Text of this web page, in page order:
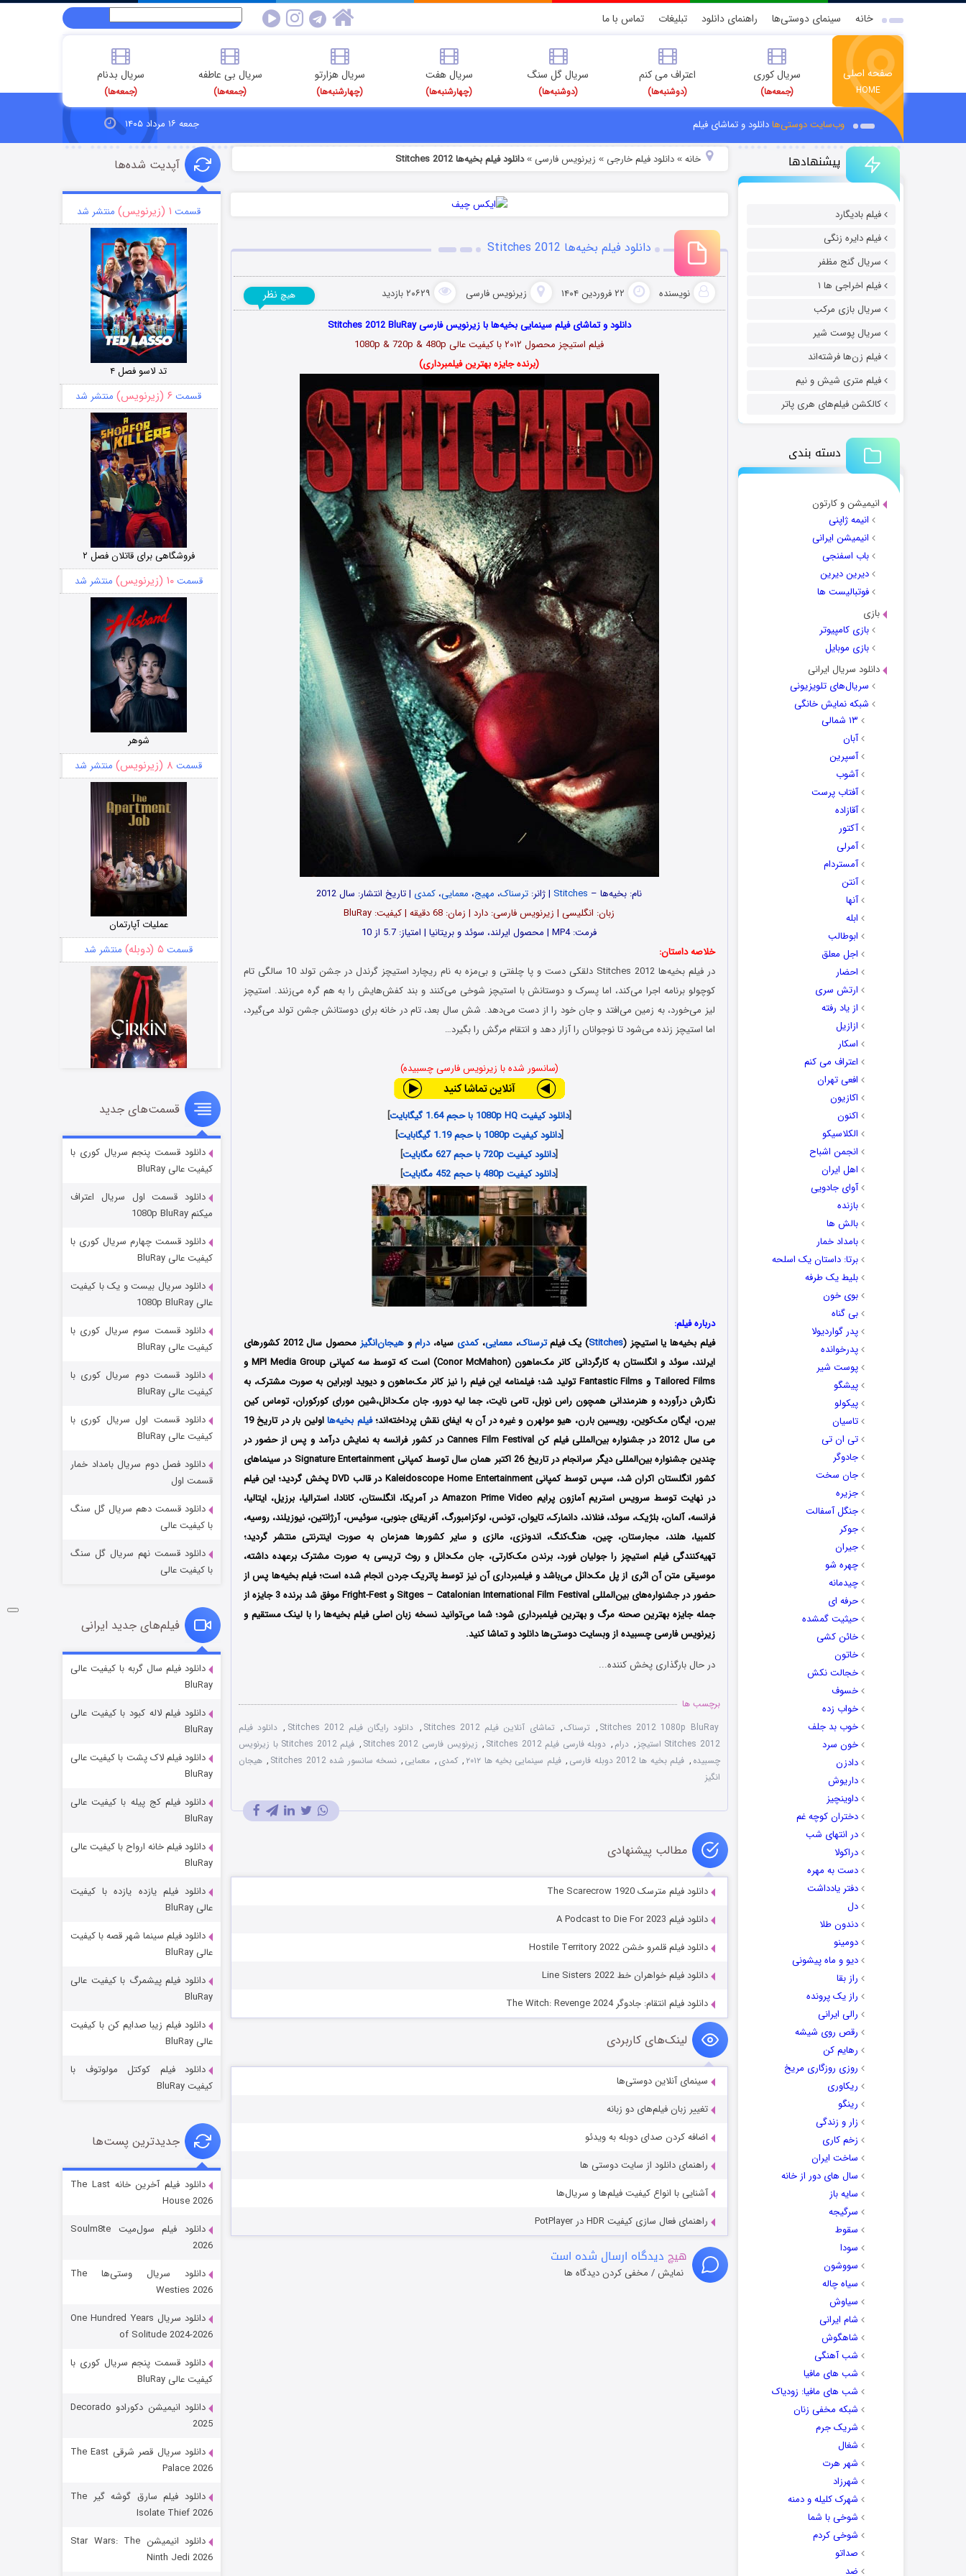
خانه سینمای دوستی‌ها راهنمای دانلود تبلیغات تماس با ما
صفحه اصلی
HOME
سریال کوری
(جمعه‌ها)
اعتراف می کنم
(دوشنبه‌ها)
سریال گل سنگ
(دوشنبه‌ها)
سریال هفت
(چهارشنبه‌ها)
سریال هزارتو
(چهارشنبه‌ها)
سریال بی عاطفه
(جمعه‌ها)
سریال بدنام
(جمعه‌ها)
وب‌سایت دوستی‌هادانلود و تماشای فیلم جمعه ۱۶ مرداد ۱۴۰۵
پیشنهادها
فیلم بادیگارد
فیلم دایره زنگی
سریال گنج مظفر
فیلم اخراجی ها ۱
سریال بازی مرکب
سریال پوست شیر
فیلم زن‌ها فرشته‌اند
فیلم متری شیش و نیم
کالکشن فیلم‌های هری پاتر
دسته بندی
انیمیشن و کارتون
انیمه ژاپنی
انیمیشن ایرانی
باب اسفنجی
دیرین دیرین
فوتبالیست ها
بازی
بازی کامپیوتر
بازی موبایل
دانلود سریال ایرانی
سریال‌های تلویزیونی
شبکه نمایش خانگی
۱۳ شمالی
آبان
آسپرین
آشوب
آفتاب پرست
آقازاده
آکتور
آمرلی
آمستردام
آنتن
آنها
ابله
ابوطالب
اجل معلق
احضار
ارتش سری
از یاد رفته
ازازیل
اسکار
اعتراف می کنم
افعی تهران
اکازیون
اکنون
الکلاسیکو
انجمن اشباح
اهل ایران
آوای جادویی
بازنده
بالش ها
بامداد خمار
برتا: داستان یک اسلحه
بلیط یک‌‌ طرفه
بوی خون
بی گناه
پدر گواردیولا
پدرخوانده
پوست شیر
پیشگو
پیکولو
تاسیان
تی ان تی
جادوگر
جان سخت
جزیره
جنگل آسفالت
جوکر
جیران
چهره شو
چیدمانه
حرفه ای
حیثیت گمشده
خائن کشی
خاتون
خجالت نکش
خسوف
خواب زده
خوب بد جلف
خون سرد
دادزن
داریوش
داوینچیز
دختران کوچه غم
در انتهای شب
دراکولا
دست به مهره
دفتر یادداشت
دل
دندون طلا
دومینو
دیو و ماه پیشونی
راز بقا
راز یک پرونده
رالی ایرانی
رقص روی شیشه
رهایم کن
روزی روزگاری مریخ
ریکاوری
رینگو
زار و زندگی
زخم کاری
ساخت ایران
سال های دور از خانه
سایه باز
سرگیجه
سقوط
سودا
سووشون
سیاه چاله
سیاوش
شام ایرانی
شاهگوش
شب آهنگی
شب های مافیا
شب های مافیا: زودیاک
شبکه مخفی زنان
شریک جرم
شغال
شهر هرت
شهرزاد
شهرک کلیله و دمنه
شوخی با شما
شوخی کردم
صداتو
ضد
خانه» دانلود فیلم خارجی » زیرنویس فارسی »دانلود فیلم بخیه‌ها Stitches 2012
دانلود فیلم بخیه‌ها Stitches 2012
نویسنده ۲۲ فروردین ۱۴۰۴ زیرنویس فارسی ۲۰۶۲۹ بازدید هیچ نظر
دانلود و تماشای فیلم سینمایی بخیه‌ها با زیرنویس فارسی Stitches 2012 BluRay
فیلم استیچز محصول ۲۰۱۲ با کیفیت عالی 1080p & 720p & 480p
(برنده جایزه بهترین فیلمبرداری)
نام: بخیه‌ها – Stitches| ژانر: ترسناک، مهیج، معمایی، کمدی | تاریخ انتشار: سال 2012
زبان: انگلیسی | زیرنویس فارسی: دارد | زمان: 68 دقیقه | کیفیت: BluRay
فرمت: MP4 | محصول ایرلند، سوئد و بریتانیا | امتیاز: 5.7 از 10
خلاصه داستان:
در فیلم بخیه‌ها Stitches 2012 دلقکی دست و پا چلفتی و بی‌مزه به نام ریچارد استیچز گرندل در جشن تولد 10 سالگی تام
کوچولو برنامه اجرا می‌کند، اما پسرک و دوستانش با استیچز شوخی می‌کنند و بند کفش‌هایش را به هم گره می‌زنند. استیچز
لیز می‌خورد، به زمین می‌افتد و جان خود را از دست می‌دهد. شش سال بعد، تام در خانه برای دوستانش جشن تولد می‌گیرد،
اما استیچز زنده می‌شود تا نوجوانان را آزار دهد و انتقام مرگش را بگیرد…
(سانسور شده با زیرنویس فارسی چسبیده)
[دانلود کیفیت 1080p HQ با حجم 1.64 گیگابایت
]
[دانلود کیفیت 1080p با حجم 1.19 گیگابایت
]
[دانلود کیفیت 720p با حجم 627 مگابایت
]
[دانلود کیفیت 480p با حجم 452 مگابایت ]
درباره فیلم:
فیلم بخیه‌ها یا استیچز (Stitches) یک فیلمترسناک،معمایی،کمدی سیاه،دراموهیجان‌انگیز
محصول سال 2012 کشورهای
ایرلند، سوئد و انگلستان به کارگردانی ‌کانر مک‌ماهون (Conor McMahon) است که توسط سه کمپانی‌ MPI Media Group و
Tailored Films و Fantastic Films تولید شد؛ فیلمنامه این فیلم را نیز کانر مک‌ماهون و دیوید اوبراین به صورت مشترک، به
نگارش درآورده و هنرمندانی همچون راس نوبل، تامی نایت، جما لیه دورو، جان مک‌دانل،شین مورای کورکوران، توماس کین
بیرن، ایگان مک‌کوین، رویسین بارن، هیو مولهرن و غیره در آن به ایفای نقش پرداخته‌اند؛فیلم بخیه‌ها
اولین بار در تاریخ 19
می سال 2012 در جشنواره بین‌المللی فیلم کن Cannes Film Festival در کشور فرانسه به نمایش درآمد و پس از حضور در
چندین جشنواره بین‌المللی دیگر سرانجام در تاریخ 26 اکتبر همان سال توسط کمپانی‌ Signature Entertainment در سینماهای
کشور انگلستان اکران شد، سپس توسط کمپانی Kaleidoscope Home Entertainment در قالب DVD پخش گردید؛ این فیلم
در نهایت توسط سرویس استریم آمازون پرایم Amazon Prime Video در آمریکا، انگلستان، کانادا، استرالیا، برزیل، ایتالیا،
فرانسه، آلمان، بلژیک، سوئد، فنلاند، دانمارک، تایوان، تونس، لوکزامبورگ، آفریقای جنوبی، سوئیس، آرژانتین، نیوزیلند، روسیه،
کلمبیا، هلند، مجارستان، چین، هنگ‌کنگ، اندونزی، مالزی و سایر کشورها همزمان به صورت اینترنتی منتشر گردید؛
تهیه‌کنندگی فیلم استیچز را جولیان فورد، برندن مک‌کارتی، جان مک‌دانل و روث تریسی به صورت مشترک برعهده داشته،
موسیقی متن آن اثری از پل مک‌دانل می‌باشد و فیلمبرداری آن نیز توسط پاتریک جردن انجام شده است؛ فیلم بخیه‌ها پس از
حضور در جشنواره‌‌‌‌های بین‌المللی Sitges – Catalonian International Film Festival و Fright-Fest موفق شد برنده 3 جایزه از
جمله جایزه بهترین صحنه مرگ و بهترین فیلمبرداری شود؛ شما می‌توانید نسخه زبان اصلی فیلم بخیه‌ها را با ‌لینک مستقیم و
زیرنویس فارسی چسبیده از وبسایت دوستی‌ها دانلود و تماشا کنید.
در حال بارگذاری پخش کننده...
برچسب ها
Stitches 2012 1080p BluRay
, ترسناک, تماشای آنلاین فیلم Stitches 2012 , دانلود رایگان فیلم Stitches 2012 , دانلود فیلم
Stitches 2012 استیچز
, درام , دوبله فارسی فیلم Stitches 2012 , زیرنویس فارسی Stitches 2012 ,
فیلم Stitches 2012 با زیرنویس
چسبیده , فیلم بخیه ‌ها 2012 دوبله فارسی , فیلم سینمایی بخیه ‌ها ۲۰۱۲ , کمدی , معمایی , نسخه سانسور شده Stitches 2012 , هیجان
انگیز
مطالب پیشنهادی
دانلود فیلم مترسک The Scarecrow 1920
دانلود فیلم A Podcast to Die For 2023
دانلود فیلم قلمرو خشن Hostile Territory 2022
دانلود فیلم خواهران خط Line Sisters 2022
دانلود فیلم انتقام: جادوگر The Witch: Revenge 2024
لینک‌های کاربردی
سینمای آنلاین دوستی‌ها
تغییر زبان فیلم‌های دو زبانه
اضافه کردن صدای دوبله به ویدئو
راهنمای دانلود از سایت دوستی ها
آشنایی با انواع کیفیت فیلم‌ها و سریال‌ها
راهنمای فعال سازی کیفیت HDR در PotPlayer
هیچ دیدگاه ارسال شده است
نمایش / مخفی کردن دیدگاه ها
آپدیت شده‌ها
قسمت ۱ (زیرنویس) منتشر شد
تد لاسو فصل ۴
قسمت ۶ (زیرنویس) منتشر شد
فروشگاهی برای قاتلان فصل ۲
قسمت۱۰ (زیرنویس) منتشر شد
شوهر
قسمت ۸ (زیرنویس) منتشر شد
عملیات آپارتمان
قسمت ۵ (دوبله) منتشر شد
سریال زشت
قسمت۲ (زیرنویس) منتشر شد
مردگان متحرک: شهر مرده ۳
شکست استوارت در نجات جهان
قسمت ۷ (زیرنویس) منتشر شد
شوگر فصل ۲
قسمت
خاندان اژدها فصل ۳
جادوگری در مغولستان
قسمت
رویایی برای تو
قسمت
قسمت‌های جدید
دانلود قسمت پنجم سریال کوری با
کیفیت عالی BluRay
دانلود قسمت اول سریال اعتراف
میکنم 1080p BluRay
دانلود قسمت چهارم سریال کوری با
کیفیت عالی BluRay
دانلود سریال بیست و یک با کیفیت
عالی 1080p BluRay
دانلود قسمت سوم سریال کوری با
کیفیت عالی BluRay
دانلود قسمت دوم سریال کوری با
کیفیت عالی BluRay
دانلود قسمت اول سریال کوری با
کیفیت عالی BluRay
دانلود فصل دوم سریال بامداد خمار
قسمت اول
دانلود قسمت دهم سریال گل سنگ
با کیفیت عالی
دانلود قسمت نهم سریال گل سنگ
با کیفیت عالی
فیلم‌های جدید ایرانی
دانلود فیلم سال گربه با کیفیت عالی
BluRay
دانلود فیلم لاله کبود با کیفیت عالی
BluRay
دانلود فیلم لاک پشت با کیفیت عالی
BluRay
دانلود فیلم کج‌ پیله با کیفیت عالی
BluRay
دانلود فیلم خانه ارواح با کیفیت عالی
BluRay
دانلود فیلم یازده یازده با کیفیت
عالی BluRay
دانلود فیلم سینما شهر قصه با کیفیت
عالی BluRay
دانلود فیلم پیشمرگ با کیفیت عالی
BluRay
دانلود فیلم زیبا صدایم کن با کیفیت
عالی BluRay
دانلود فیلم کوکتل مولوتوف با
کیفیت BluRay
جدیدترین پست‌ها
دانلود فیلم آخرین خانه The Last
House 2026
دانلود فیلم سول‌میت Soulm8te
2026
دانلود سریال وستی‌ها The
Westies 2026
دانلود سریال One Hundred Years
of Solitude 2024-2026
دانلود قسمت پنجم سریال کوری با
کیفیت عالی BluRay
دانلود انیمیشن دکورادو Decorado
2025
دانلود سریال قصر شرقی The East
Palace 2026
دانلود فیلم سارق گوشه گیر The
Isolate Thief 2026
دانلود انیمیشن Star Wars: The
Ninth Jedi 2026